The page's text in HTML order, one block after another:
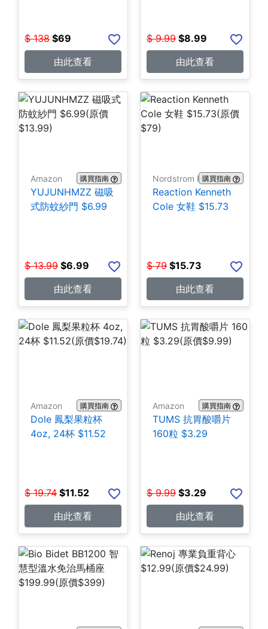
$ 138 $69
由此查看
$ 9.99 $8.99
由此查看
Amazon 購買指南
YUJUNHMZZ 磁吸
式防蚊紗門 $6.99
$ 13.99 $6.99
由此查看
Nordstrom Rack購買指南
Reaction Kenneth
Cole 女鞋 $15.73
$ 79 $15.73
由此查看
Amazon 購買指南
Dole 鳳梨果粒杯
4oz, 24杯 $11.52
$ 19.74 $11.52
由此查看
Amazon 購買指南
TUMS 抗胃酸嚼片
160粒 $3.29
$ 9.99 $3.29
由此查看